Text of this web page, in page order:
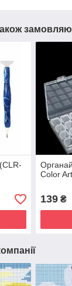
Color Art
139₴